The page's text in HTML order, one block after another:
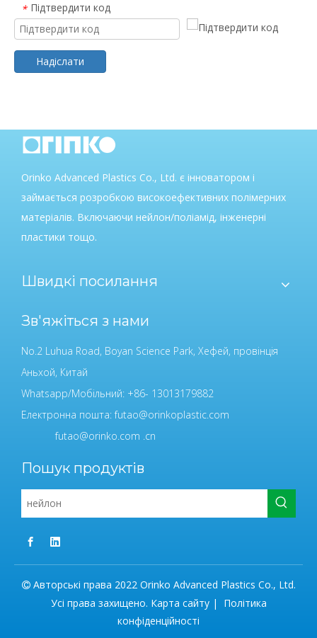
* Підтвердити код
Надіслати
Orinko Advanced Plastics Co., Ltd. є інноватором і
займається розробкою високоефективних полімерних
матеріалів. Включаючи нейлон/поліамід, інженерні
пластики тощо.
Швидкі посилання
Зв'яжіться з нами
No.2 Luhua Road, Boyan Science Park, Хефей, провінція
Аньхой, Китай
Whatsapp/Мобільний: +86- 13013179882
Електронна пошта:futao@orinkoplastic.com
futao@orinko.com .cn
Пошук продуктів
Авторські права 2022 Orinko Advanced Plastics Co., Ltd.
Усі права захищено. Карта сайту|
Політика
конфіденційності